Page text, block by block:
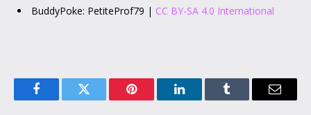
BuddyPoke: PetiteProf79 | CC BY-SA 4.0 International
FacebookTwitter Pinterest LinkedInTumblr Email